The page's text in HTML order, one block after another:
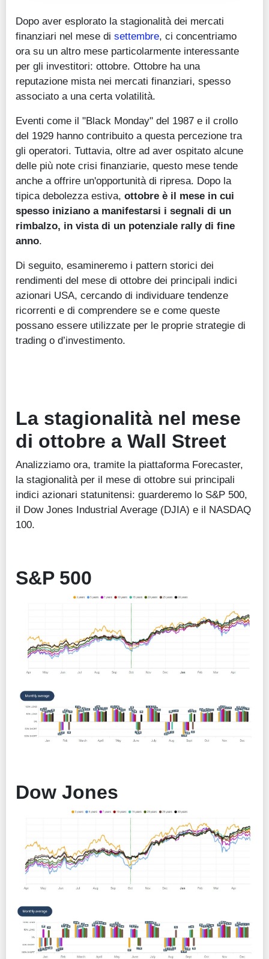
Dopo aver esplorato la stagionalità dei mercati
finanziari nel mese di settembre, ci concentriamo
ora su un altro mese particolarmente interessante
per gli investitori: ottobre. Ottobre ha una
reputazione mista nei mercati finanziari, spesso
associato a una certa volatilità.
Eventi come il "Black Monday" del 1987 e il crollo
del 1929 hanno contribuito a questa percezione tra
gli operatori. Tuttavia, oltre ad aver ospitato alcune
delle più note crisi finanziarie, questo mese tende
anche a offrire un'opportunità di ripresa. Dopo la
tipica debolezza estiva, ottobre è il mese in cui
spesso iniziano a manifestarsi i segnali di un
rimbalzo, in vista di un potenziale rally di fine
anno.
Di seguito, esamineremo i pattern storici dei
rendimenti del mese di ottobre dei principali indici
azionari USA, cercando di individuare tendenze
ricorrenti e di comprendere se e come queste
possano essere utilizzate per le proprie strategie di
trading o d’investimento.
La stagionalità nel mese
di ottobre a Wall Street
Analizziamo ora, tramite la piattaforma Forecaster,
la stagionalità per il mese di ottobre sui principali
indici azionari statunitensi: guarderemo lo S&P 500,
il Dow Jones Industrial Average (DJIA) e il NASDAQ
100.
S&P 500
Dow Jones